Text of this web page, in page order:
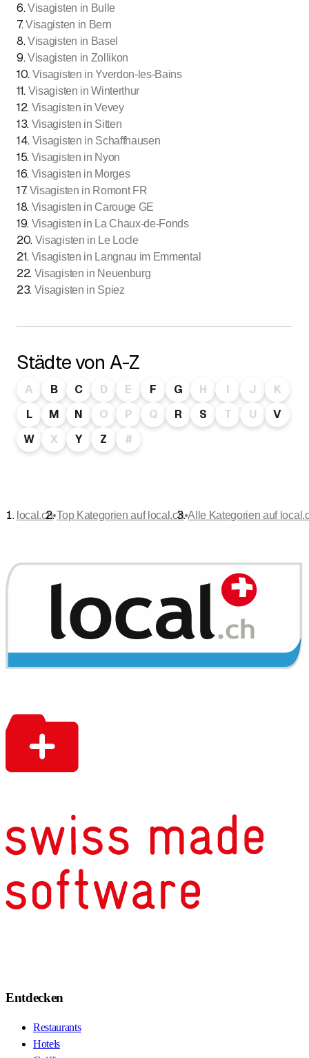
6.Visagisten in Bulle
7.Visagisten in Bern
8.Visagisten in Basel
9.Visagisten in Zollikon
10. Visagisten in Yverdon-les-Bains
11. Visagisten in Winterthur
12. Visagisten in Vevey
13. Visagisten in Sitten
14. Visagisten in Schaffhausen
15. Visagisten in Nyon
16. Visagisten in Morges
17. Visagisten in Romont FR
18. Visagisten in Carouge GE
19. Visagisten in La Chaux-de-Fonds
20. Visagisten in Le Locle
21. Visagisten in Langnau im Emmental
22. Visagisten in Neuenburg
23. Visagisten in Spiez
Städte von A-Z
A B C D E F G H I J
K
L
M N O P Q R S T U
V
W
X Y Z #
local.ch•Top Kategorien auf local.ch•Alle Kategorien auf
Entdecken
Restaurants
Hotels